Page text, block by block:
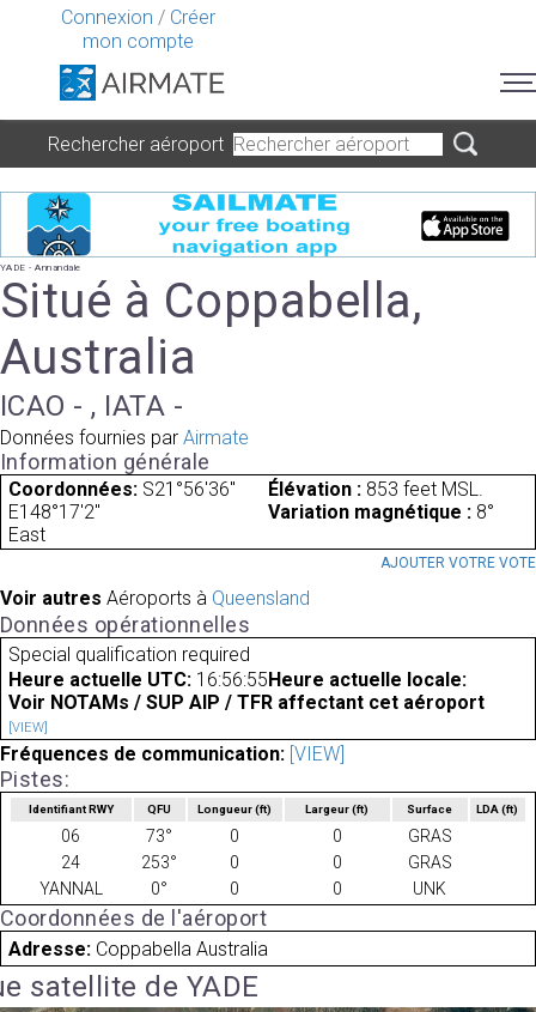
Connexion / Créer
mon compte
Rechercher aéroport
YADE - Annandale
Situé à Coppabella,
Australia
ICAO - , IATA -
Données fournies par Airmate
Information générale
Coordonnées: S21°56'36"
E148°17'2"
Élévation : 853 feet MSL.
Variation magnétique : 8°
East
AJOUTER VOTRE VOTE
Voir autres Aéroports à Queensland
Données opérationnelles
Special qualification required
Heure actuelle UTC: 16:56:55 Heure actuelle locale:
Voir NOTAMs / SUP AIP / TFR affectant cet aéroport
[VIEW]
Fréquences de communication: [VIEW]
Pistes:
Identifiant RWY QFU Longueur(ft) Largeur(ft) Surface LDA(ft)
06 73° 0 0
GRAS
24
253° 0 0
GRAS
YANNAL
0° 0 0 UNK
Coordonnées de l'aéroport
Adresse: Coppabella Australia
satellite de YADE